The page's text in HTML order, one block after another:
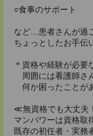
○食事のサポート
など…患者さんが過
ちょっとしたお手伝
＊資格や経験が必要
周囲には看護師さ
何か困ったことが
≪無資格でも大丈夫
マンパワーは資格取
既存の初任者・実務